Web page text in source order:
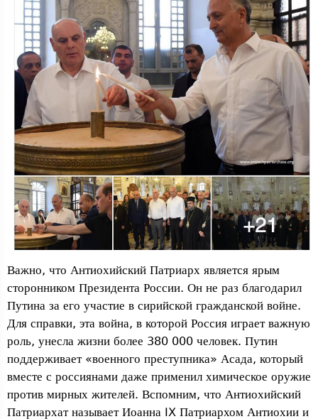
Важно, что Антиохийский Патриарх является ярым
сторонником Президента России. Он не раз благодарил
Путина за его участие в сирийской гражданской войне.
Для справки, эта война, в которой Россия играет важную
роль, унесла жизни более 380 000 человек. Путин
поддерживает «военного преступника» Асада, который
вместе с россиянами даже применил химическое оружие
против мирных жителей. Вспомним, что Антиохийский
Патриархат называет Иоанна IX Патриархом Антиохии и